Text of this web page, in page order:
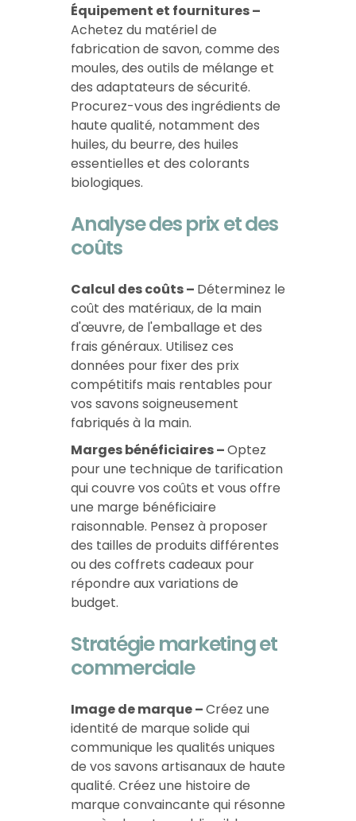
Équipement et fournitures –
Achetez du matériel de
fabrication de savon, comme des
moules, des outils de mélange et
des adaptateurs de sécurité.
Procurez-vous des ingrédients de
haute qualité, notamment des
huiles, du beurre, des huiles
essentielles et des colorants
biologiques.
Analyse des prix et des
coûts
Calcul des coûts – Déterminez le
coût des matériaux, de la main
d'œuvre, de l'emballage et des
frais généraux. Utilisez ces
données pour fixer des prix
compétitifs mais rentables pour
vos savons soigneusement
fabriqués à la main.
Marges bénéficiaires –Optez
pour une technique de tarification
qui couvre vos coûts et vous offre
une marge bénéficiaire
raisonnable. Pensez à proposer
des tailles de produits différentes
ou des coffrets cadeaux pour
répondre aux variations de
budget.
Stratégie marketing et
commerciale
Image de marque –Créez une
identité de marque solide qui
communique les qualités uniques
de vos savons artisanaux de haute
qualité. Créez une histoire de
marque convaincante qui résonne